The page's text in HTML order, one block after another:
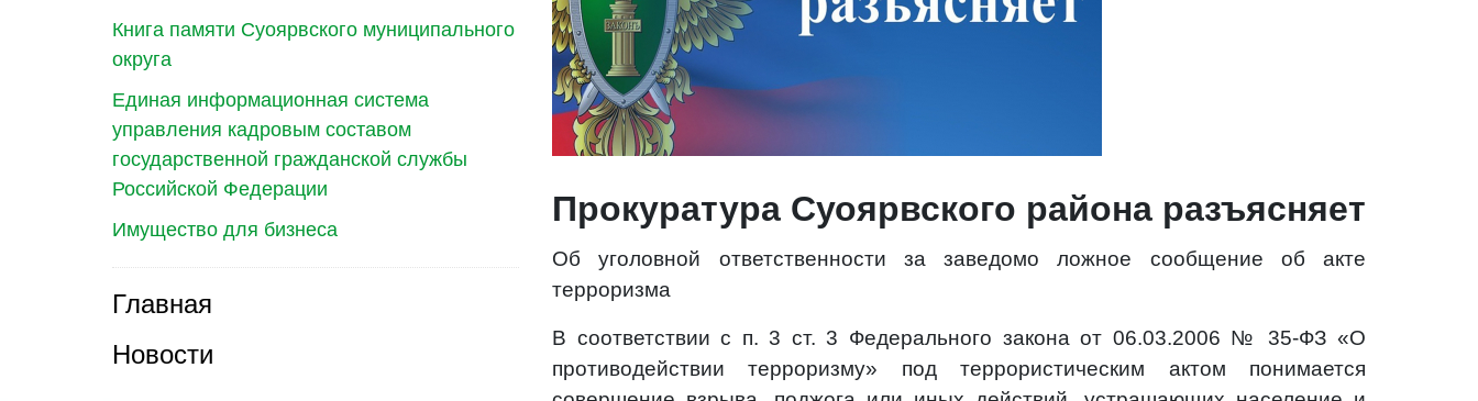
Книга памяти Суоярвского муниципального
округа
Единая информационная система
управления кадровым составом
государственной гражданской службы
Российской Федерации
Имущество для бизнеса
Главная
Новости
Прокуратура Суоярвского района разъясняет
Об уголовной ответственности за заведомо ложное сообщение об акте
терроризма
В соответствии с п. 3 ст. 3 Федерального закона от 06.03.2006 № 35-ФЗ «О
противодействии терроризму» под террористическим актом понимается